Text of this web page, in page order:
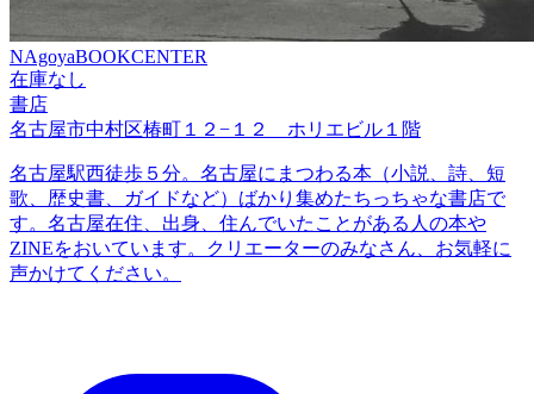
NAgoyaBOOKCENTER
在庫なし
書店
名古屋市中村区椿町１２−１２ ホリエビル１階
名古屋駅西徒歩５分。名古屋にまつわる本（小説、詩、短
歌、歴史書、ガイドなど）ばかり集めたちっちゃな書店で
す。名古屋在住、出身、住んでいたことがある人の本や
ZINEをおいています。クリエーターのみなさん、お気軽に
声かけてください。